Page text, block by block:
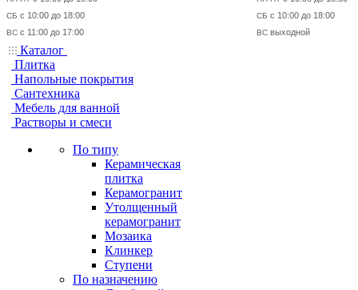
СБ с 10:00 до 18:00
ВС с 11:00 до 17:00
СБ с 10:00 до 18:00
ВС выходной
Каталог
Плитка
Напольные покрытия
Сантехника
Мебель для ванной
Растворы и смеси
По типу
Керамическая
плитка
Керамогранит
Утолщенный
керамогранит
Мозаика
Клинкер
Ступени
По назначению